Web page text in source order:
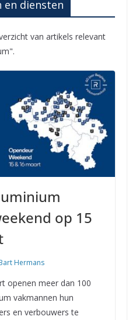
en diensten
van artikels relevant
op 15
Hermans
openen meer dan 100
vakmannen hun
en verbouwers te